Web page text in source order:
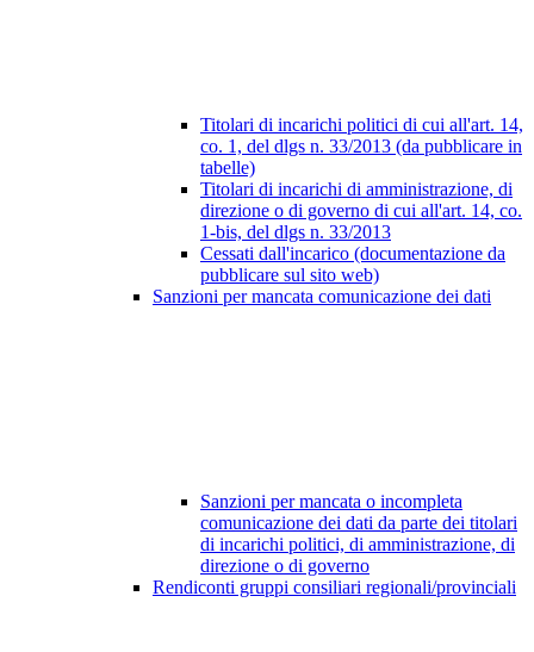
Titolari di incarichi politici di cui all'art. 14,
co. 1, del dlgs n. 33/2013 (da pubblicare in
tabelle)
Titolari di incarichi di amministrazione, di
direzione o di governo di cui all'art. 14, co.
1-bis, del dlgs n. 33/2013
Cessati dall'incarico (documentazione da
pubblicare sul sito web)
Sanzioni per mancata comunicazione dei dati
Sanzioni per mancata o incompleta
comunicazione dei dati da parte dei titolari
di incarichi politici, di amministrazione, di
direzione o di governo
Rendiconti gruppi consiliari regionali/provinciali